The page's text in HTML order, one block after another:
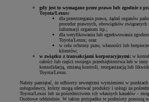
gdy jest to wymagane przez prawo lub zgodnie z
Toyota/Lexus:
dla przestrzegania prawa, żądań organów
procedur prawnych, obowiązków związanych
informacji organom itp.;
dla weryfikowania lub egzekwowania
Toyota/Lexus; oraz
w celu ochrony praw, własności lub
klientów;
w związku z transakcjami korporacyjnymi: w
całości lub części swojego przedsiębiorstwa lub w inny
konsolidacją, zmianą kontroli, reorganizacją lub
Toyota/Lexus.
Należy pamiętać, że odbiorcy zewnętrzni wymienieni w
usługodawcy, którzy mogą oferować produkty i usługi za
Toyota/Lexus lub za pośrednictwem ich własnych kanałów –
Osobowe oddzielnie. W takim przypadku te podmioty ponoszą